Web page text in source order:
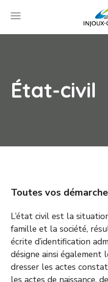
État-civil
Toutes vos
L’état civil est la
famille et la société,
écrite d’identification
désigne ainsi également
dresser les actes
les actes de naissance,